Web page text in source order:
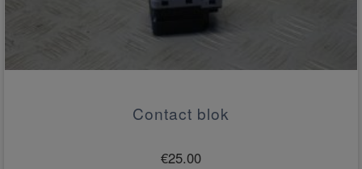
Contact blok
€25.00